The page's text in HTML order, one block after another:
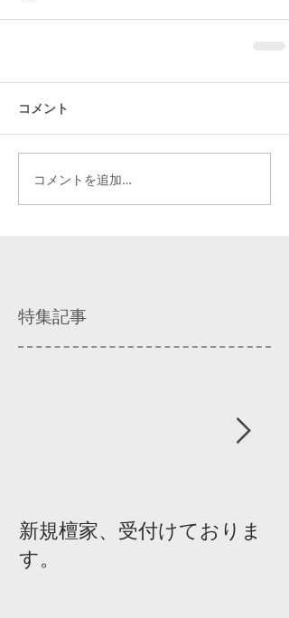
コメント
コメントを追加…
特集記事
新規檀家、受付けておりま
す。